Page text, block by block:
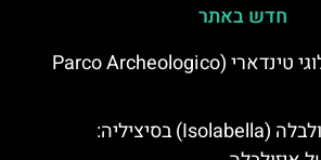
חדש באתר
הפארק הארכאולוגי טינדארי (Parco Archeologico
מוזיאון הטבע איזולבלה (Isolabella) בסיציליה: